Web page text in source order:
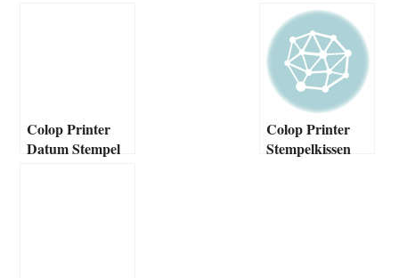
Colop Printer
Datum Stempel
Colop Printer
Stempelkissen